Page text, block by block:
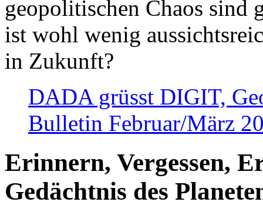
geopolitischen Chaos sind
ist wohl wenig
in Zukunft?
DADA grüsst DIGIT,
Bulletin Februar/März
Erinnern, Vergessen,
Gedächtnis des